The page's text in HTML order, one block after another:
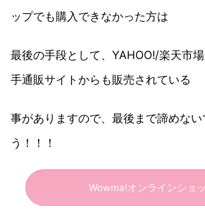
ップでも購入できなかった方は
最後の手段として、YAHOO!/楽天市
手通販サイトからも販売されている
事がありますので、最後まで諦めない
う！！！
Wowma!オンラインショ